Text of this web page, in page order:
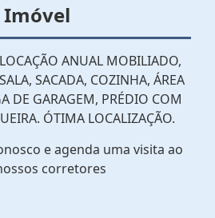
Imóvel
ANUAL MOBILIADO,
SACADA, COZINHA, ÁREA
DE GARAGEM, PRÉDIO COM
ÓTIMA LOCALIZAÇÃO.
e agenda uma visita ao
corretores